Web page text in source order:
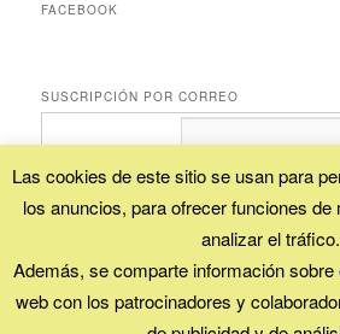
FACEBOOK
SUSCRIPCIÓN POR CORREO
Proporcionado por
Esta obra está bajo unalicencia Creative
Las cookies de este sitio se usan para
los anuncios, para ofrecer funciones
analizar el tráfico.
Además, se comparte información sobre
web con los patrocinadores y